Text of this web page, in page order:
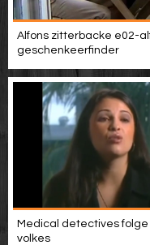
Alfons zitterbacke e02-
geschenkeerfinder
Medical detectives
volkes